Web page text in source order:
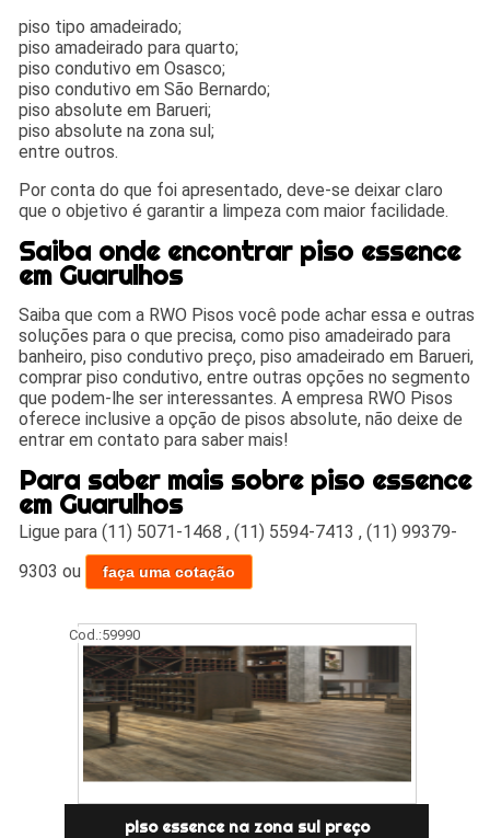
piso tipo amadeirado;
piso amadeirado para quarto;
piso condutivo em Osasco;
piso condutivo em São Bernardo;
piso absolute em Barueri;
piso absolute na zona sul;
entre outros.
Por conta do que foi apresentado, deve-se deixar claro
que o objetivo é garantir a limpeza com maior facilidade.
Saiba onde encontrar piso essence
em Guarulhos
Saiba que com a RWO Pisos você pode achar essa e outras
soluções para o que precisa, como piso amadeirado para
banheiro, piso condutivo preço, piso amadeirado em Barueri,
comprar piso condutivo, entre outras opções no segmento
que podem-lhe ser interessantes. A empresa RWO Pisos
oferece inclusive a opção de pisos absolute, não deixe de
entrar em contato para saber mais!
Para saber mais sobre piso essence
em Guarulhos
Ligue para(11) 5071-1468 ,(11) 5594-7413 ,(11) 99379-
9303 ou faça uma cotação
Cod.:59990
piso essence na zona sul preço